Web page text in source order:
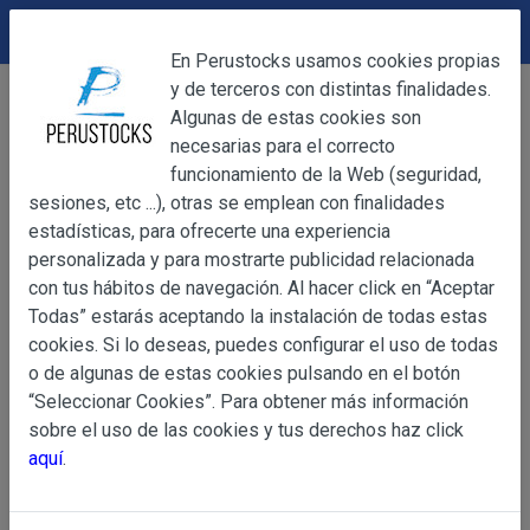
Alimentación
Chocolates
Bombón Bon o Bon 16g
OBJETO
Información
Básica
sobre
de Datos
OBJETO
Las presentes Condiciones Generales regulan la
web www.perustocks.es, del que es titular ALBERT
YACARINE (en adelante, PERUSTOCKS).
La adquisición de cualesquiera de los productos
DEVOLUCIONES
En Perustocks usamos cookies propias
y de terceros con distintas finalidades.
Algunas de estas cookies son
necesarias para el correcto
funcionamiento de la Web (seguridad,
sesiones, etc ...), otras se emplean con finalidades
estadísticas, para ofrecerte una experiencia
personalizada y para mostrarte publicidad relacionada
con tus hábitos de navegación. Al hacer click en “Aceptar
Todas” estarás aceptando la instalación de todas estas
cookies. Si lo deseas, puedes configurar el uso de todas
o de algunas de estas cookies pulsando en el botón
“Seleccionar Cookies”. Para obtener más información
sobre el uso de las cookies y tus derechos haz click
aquí.